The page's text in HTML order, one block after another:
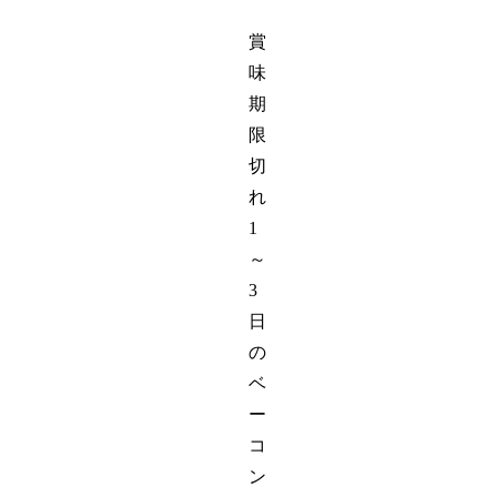
賞
味
期
限
切
れ
1
～
3
日
の
ベ
ー
コ
ン